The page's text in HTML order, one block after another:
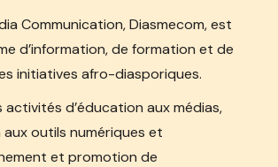
Communication, Diasmecom, est
d’information, de formation et de
initiatives afro-diasporiques.
activités d’éducation aux médias,
outils numériques et
et promotion de